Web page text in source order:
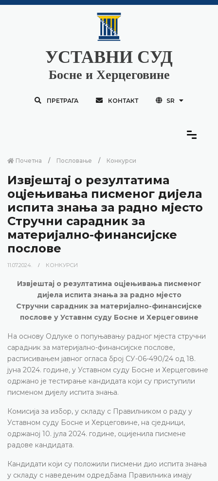
УСТАВНИ СУД
Босне и Херцеговине
ПРЕТРАГА КОНТАКТ SR
Почетна Пословање Конкурси
Извјештај о резултатима
оцјењивања писменог дијела
испита знања за радно мјесто
Стручни сарадник за
материјално-финансијске
послове
11.07.2024. КОНКУРСИ
Извјештај о резултатима оцјењивања писменог
дијела испита знања за радно мјесто
Стручни сарадник за материјално-финансијске
послове у Уставнм суду Босне и Херцеговине
На основу Одлуке о попуњавању радног мјеста стручни
сарадник за материјално-финансијске послове,
расписивањем јавног огласа број СУ-06-490/24 од 18.
јуна 2024. године, у Уставном суду Босне и Херцеговине
одржано је тестирање кандидата који су приступили
писменом дијелу испита знања.
Комисија за избор, у складу с Правилником о раду у
Уставном суду Босне и Херцеговине, на сједници,
одржаној 10. јула 2024. године, оцијенила писмене
радове кандидата.
Кандидати који су положили писмени дио испита знања
у складу с наведеним одредбама Правилника имају